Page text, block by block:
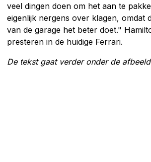
veel dingen doen om het aan te
eigenlijk nergens over klagen, omdat
van de garage het beter doet."
presteren in de huidige Ferrari.
De tekst gaat verder onder de